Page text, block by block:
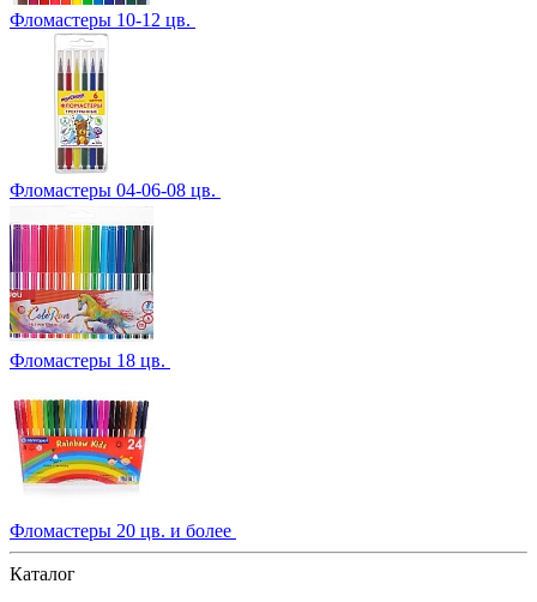
Фломастеры 10-12 цв.
Фломастеры 04-06-08 цв.
Фломастеры 18 цв.
Фломастеры 20 цв. и более
Каталог